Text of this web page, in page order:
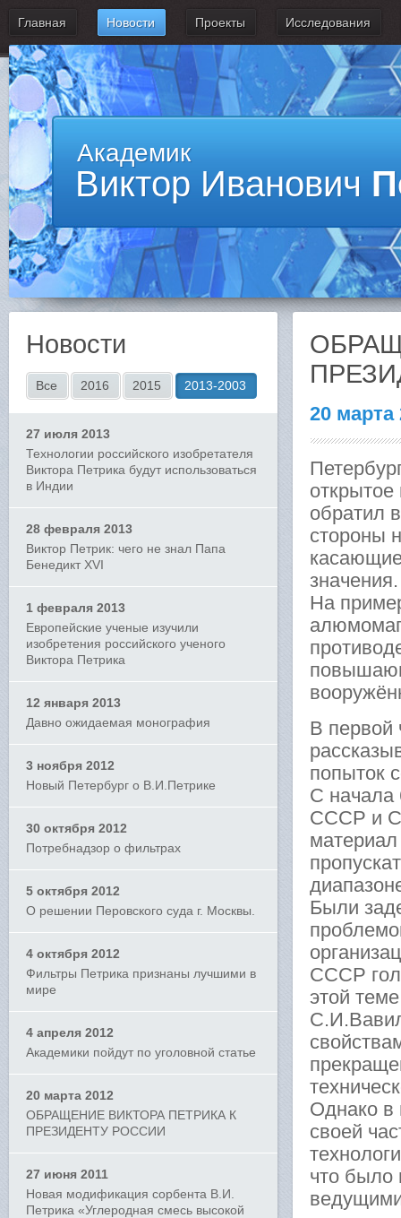
Главная Новости Проекты Исследования
Академик
Виктор Иванович
Новости
Все 2016 2015 2013-2003
27 июля 2013
Технологии российского изобретателя
Виктора Петрика будут использоваться
в Индии
28 февраля 2013
Виктор Петрик: чего не знал Папа
Бенедикт XVI
1 февраля 2013
Европейские ученые изучили
изобретения российского ученого
Виктора Петрика
12 января 2013
Давно ожидаемая монография
3 ноября 2012
Новый Петербург о В.И.Петрике
30 октября 2012
Потребнадзор о фильтрах
5 октября 2012
О решении Перовского суда г. Москвы.
4 октября 2012
Фильтры Петрика признаны лучшими в
мире
4 апреля 2012
Академики пойдут по уголовной статье
20 марта 2012
ОБРАЩЕНИЕ ВИКТОРА ПЕТРИКА К
ПРЕЗИДЕНТУ РОССИИ
27 июня 2011
Новая модификация сорбента В.И.
Петрика «Углеродная смесь высокой
20 марта
обратил
стороны
значения.
На
В первой
попыток
С начала
СССР и
Были
СССР
этой
Однако в
своей
что было